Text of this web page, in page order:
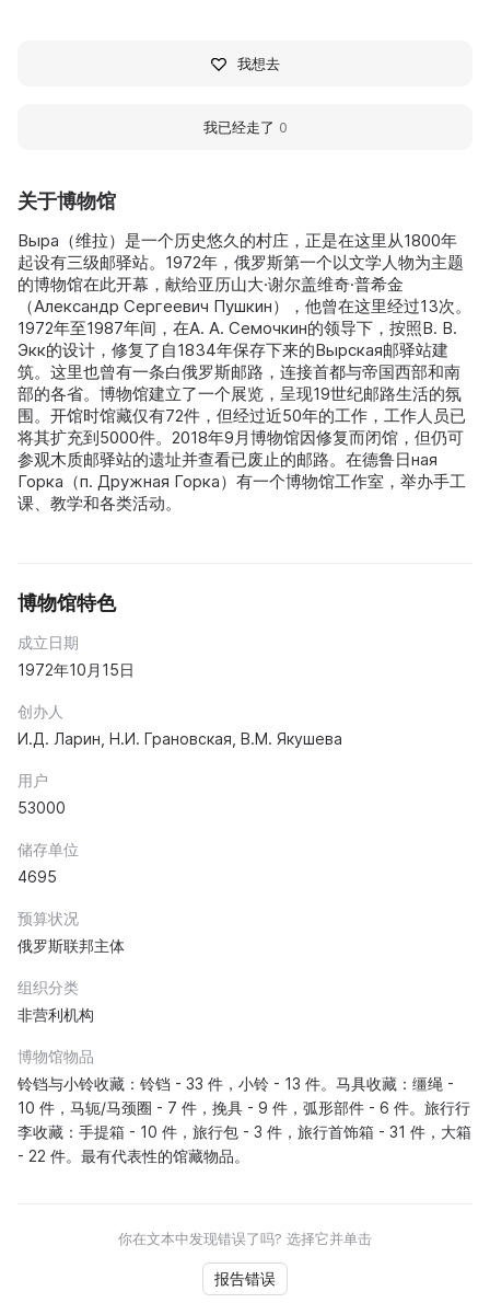
关于博物馆
Выра（维拉）是一个历史悠久的村庄，正是在这里从1800年
起设有三级邮驿站。1972年，俄罗斯第一个以文学人物为主题
的博物馆在此开幕，献给亚历山大·谢尔盖维奇·普希金
（Александр Сергеевич Пушкин），他曾在这里经过13次。
1972年至1987年间，在А. А. Семочкин的领导下，按照В. В.
Экк的设计，修复了自1834年保存下来的Вырская邮驿站建
筑。这里也曾有一条白俄罗斯邮路，连接首都与帝国西部和南
部的各省。博物馆建立了一个展览，呈现19世纪邮路生活的氛
围。开馆时馆藏仅有72件，但经过近50年的工作，工作人员已
将其扩充到5000件。2018年9月博物馆因修复而闭馆，但仍可
参观木质邮驿站的遗址并查看已废止的邮路。在德鲁日ная
Горка（п. Дружная Горка）有一个博物馆工作室，举办手工
课、教学和各类活动。
博物馆特色
成立日期
1972年10月15日
创办人
И.Д. Ларин, Н.И. Грановская, В.М. Якушева
用户
53000
储存单位
4695
预算状况
俄罗斯联邦主体
组织分类
非营利机构
博物馆物品
铃铛与小铃收藏：铃铛 - 33 件，小铃 - 13 件。马具收藏：缰绳 -
10 件，马轭/马颈圈 - 7 件，挽具 - 9 件，弧形部件 - 6 件。旅行行
李收藏：手提箱 - 10 件，旅行包 - 3 件，旅行首饰箱 - 31 件，大箱
- 22 件。最有代表性的馆藏物品。
你在文本中发现错误了吗? 选择它并单击
报告错误
我想去
我已经走了 0